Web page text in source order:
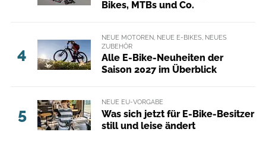
Bikes, MTBs und Co.
4
NEUE MOTOREN, NEUE E-BIKES, NEUES
ZUBEHÖR
Alle E-Bike-Neuheiten der
Saison 2027 im Überblick
5
NEUE EU-VORGABE
Was sich jetzt für E-Bike-Besitzer
still und leise ändert